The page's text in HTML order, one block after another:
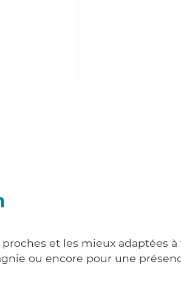
et les mieux adaptées à
ou encore pour une